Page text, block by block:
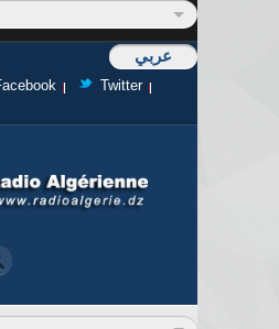
عربي
Twitter
recherche